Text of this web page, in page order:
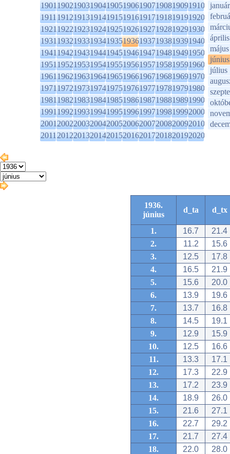
1901190219031904190519061907190819091910
1911191219131914191519161917191819191920
1921192219231924192519261927192819291930
1931193219331934193519361937193819391940
1941194219431944194519461947194819491950
1951195219531954195519561957195819591960
1961196219631964196519661967196819691970
1971197219731974197519761977197819791980
1981198219831984198519861987198819891990
1991199219931994199519961997199819992000
2001200220032004200520062007200820092010
2011201220132014201520162017201820192020
január
április
május
június
július
1936.
június
d_ta d_tx
1. 16.7
21.4
2.
11.2
15.6
3.
12.5
17.8
4.
16.5
21.9
5.
15.6
20.0
6.
13.9
19.6
7.
13.7
16.8
8.
14.5
19.1
9.
12.9
15.9
10.
12.5
16.6
11.
13.3
17.1
12.
17.3
22.9
13.
17.2
23.9
14.
18.9
26.0
15.
21.6
27.1
16.
22.7
29.2
17.
21.7
27.4
18.
22.0
28.0